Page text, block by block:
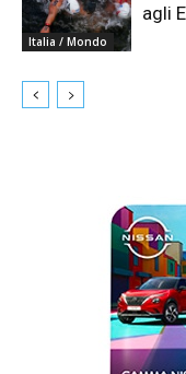
Italia / Mondo
agli